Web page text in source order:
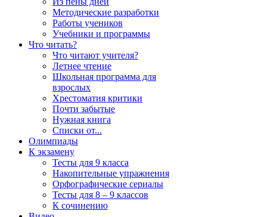
Методические разработки
Работы учеников
Учебники и программы
Что читать?
Что читают учителя?
Летнее чтение
Школьная программа для
взрослых
Хрестоматия критики
Почти забытые
Нужная книга
Списки от...
Олимпиады
К экзамену
Тесты для 9 класса
Накопительные упражнения
Орфографические сериалы
Тесты для 8 – 9 классов
К сочинению